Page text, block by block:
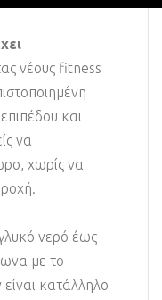
νέους fitness
και
να
χωρίς να
νερό έως
με το
κατάλληλο